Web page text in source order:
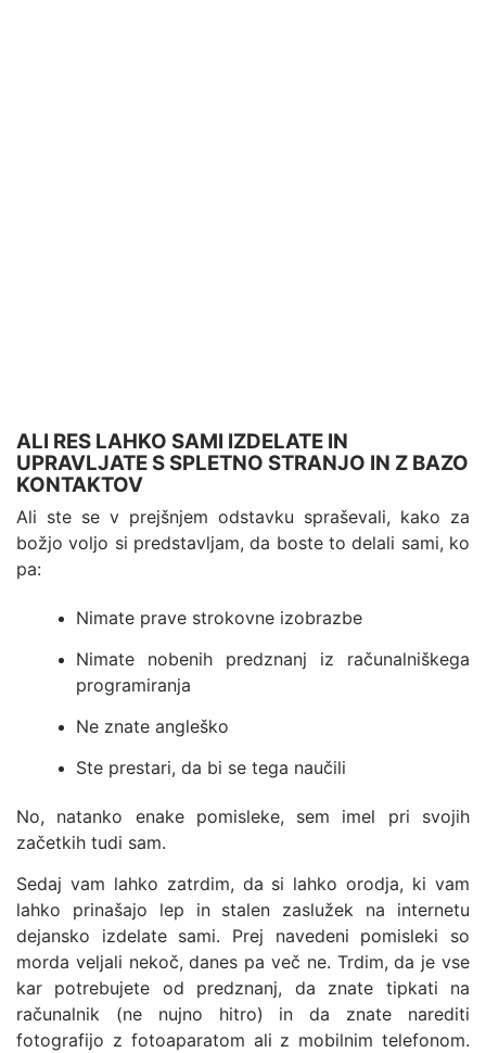
ALI RES LAHKO SAMI IZDELATE IN
UPRAVLJATE S SPLETNO STRANJO IN Z BAZO
KONTAKTOV
Ali ste se v prejšnjem odstavku spraševali, kako za
božjo voljo si predstavljam, da boste to delali sami, ko
pa:
Nimate prave strokovne izobrazbe
Nimate nobenih predznanj iz računalniškega
programiranja
Ne znate angleško
Ste prestari, da bi se tega naučili
No, natanko enake pomisleke, sem imel pri svojih
začetkih tudi sam.
Sedaj vam lahko zatrdim, da si lahko orodja, ki vam
lahko prinašajo lep in stalen zaslužek na internetu
dejansko izdelate sami. Prej navedeni pomisleki so
morda veljali nekoč, danes pa več ne. Trdim, da je vse
kar potrebujete od predznanj, da znate tipkati na
računalnik (ne nujno hitro) in da znate narediti
fotografijo z fotoaparatom ali z mobilnim telefonom.